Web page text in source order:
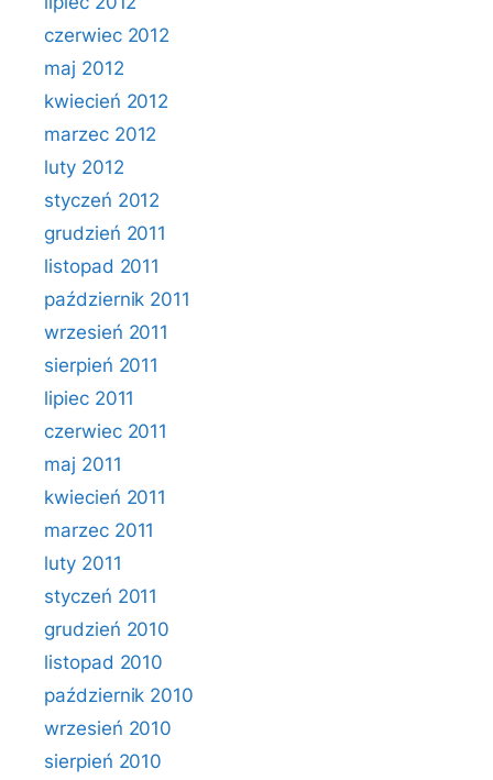
czerwiec 2012
maj 2012
kwiecień 2012
marzec 2012
luty 2012
styczeń 2012
grudzień 2011
listopad 2011
październik 2011
wrzesień 2011
sierpień 2011
lipiec 2011
czerwiec 2011
maj 2011
kwiecień 2011
marzec 2011
luty 2011
styczeń 2011
grudzień 2010
listopad 2010
październik 2010
wrzesień 2010
sierpień 2010